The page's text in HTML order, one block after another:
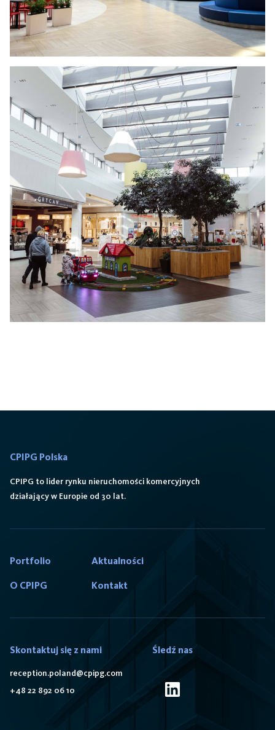
CPIPG Polska
CPIPG to lider rynku nieruchomości komercyjnych
działający w Europie od 30 lat.
Portfolio
O CPIPG
Aktualności
Kontakt
Skontaktuj się z nami
reception.poland@cpipg.com
+48 22 892 06 10
Śledź nas